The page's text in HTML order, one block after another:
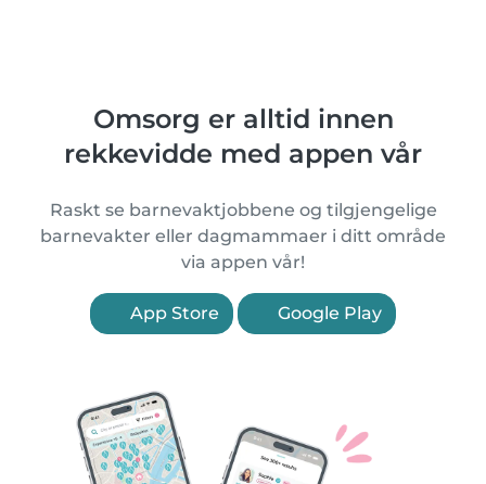
Omsorg er alltid innen
rekkevidde med appen vår
Raskt se barnevaktjobbene og tilgjengelige
barnevakter eller dagmammaer i ditt område
via appen vår!
App Store Google Play